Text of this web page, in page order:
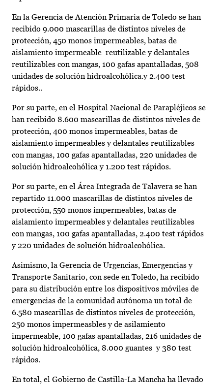
En la Gerencia de Atención Primaria de Toledo se han
recibido 9.000 mascarillas de distintos niveles de
protección, 450 monos impermeables, batas de
aislamiento impermeable reutilizable y delantales
reutilizables con mangas, 100 gafas apantalladas, 508
unidades de solución hidroalcohólica.y 2.400 test
rápidos..
Por su parte, en el Hospital Nacional de Parapléjicos se
han recibido 8.600 mascarillas de distintos niveles de
protección, 400 monos impermeables, batas de
aislamiento impermeables y delantales reutilizables
con mangas, 100 gafas apantalladas, 220 unidades de
solución hidroalcohólica y 1.200 test rápidos.
Por su parte, en el Área Integrada de Talavera se han
repartido 11.000 mascarillas de distintos niveles de
protección, 550 monos impermeables, batas de
aislamiento impermeables y delantales reutilizables
con mangas, 100 gafas apantalladas, 2.400 test rápidos
y 220 unidades de solución hidroalcohólica.
Asimismo, la Gerencia de Urgencias, Emergencias y
Transporte Sanitario, con sede en Toledo, ha recibido
para su distribución entre los dispositivos móviles de
emergencias de la comunidad autónoma un total de
6.580 mascarillas de distintos niveles de protección,
250 monos impermeasbles y de asilamiento
impermeable, 100 gafas apantalladas, 216 unidades de
solución hidroalcohólica, 8.000 guantes y 380 test
rápidos.
En total, el Gobierno de Castilla-La Mancha ha llevado